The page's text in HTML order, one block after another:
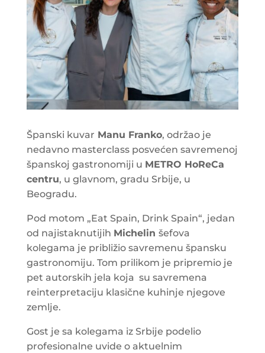
Španski kuvar Manu Franko, održao je
nedavno masterclass posvećen savremenoj
španskoj gastronomiji u METRO HoReCa
centru, u glavnom, gradu Srbije, u
Beogradu.
Pod motom „Eat Spain, Drink Spain“, jedan
od najistaknutijih Michelin šefova
kolegama je približio savremenu špansku
gastronomiju. Tom prilikom je pripremio je
pet autorskih jela koja su savremena
reinterpretaciju klasične kuhinje njegove
zemlje.
Gost je sa kolegama iz Srbije podelio
profesionalne uvide o aktuelnim